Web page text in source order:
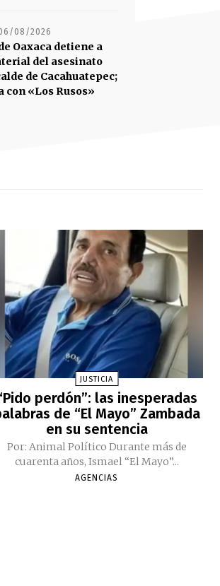
08/2026
Oaxaca detiene a
del asesinato
de Cacahuatepec;
con «Los Rusos»
JUSTICIA
perdón”: las inesperadas
de “El Mayo” Zambada
en su sentencia
Por: Animal Político Durante más de
cuarenta años, Ismael “El Mayo”...
AGENCIAS